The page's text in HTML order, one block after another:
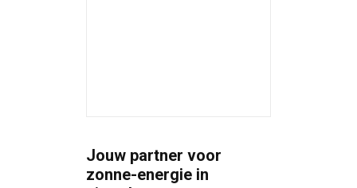
Jouw partner voor
zonne-energie in